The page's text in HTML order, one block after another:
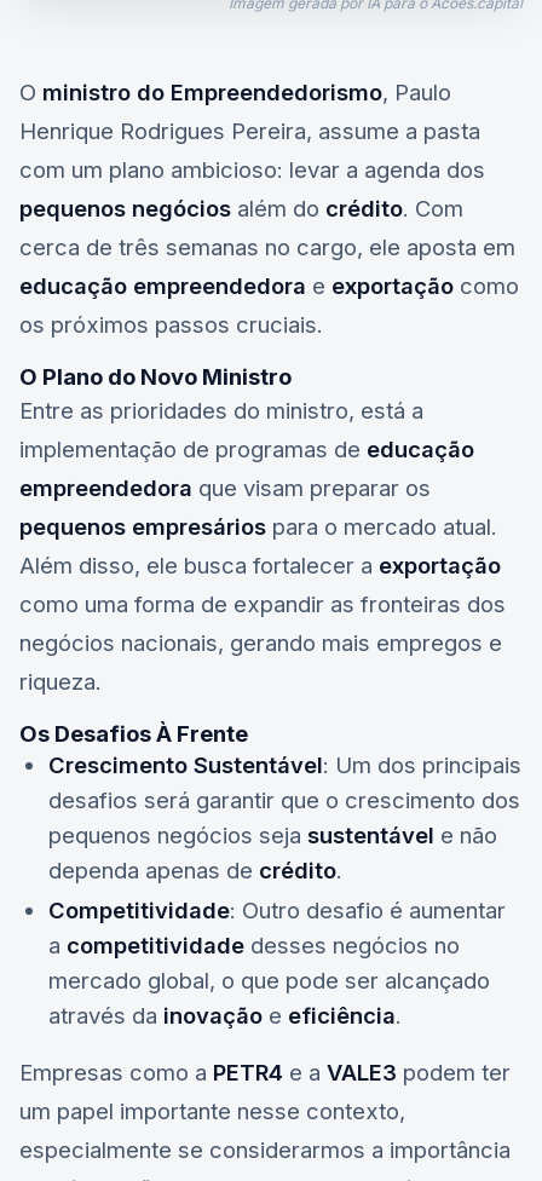
O ministro do Empreendedorismo, Paulo
Henrique Rodrigues Pereira, assume a pasta
com um plano ambicioso: levar a agenda dos
pequenos negócios além do crédito. Com
cerca de três semanas no cargo, ele aposta em
educação empreendedora e exportação como
os próximos passos cruciais.
O Plano do Novo Ministro
Entre as prioridades do ministro, está a
implementação de programas de educação
empreendedora que visam preparar os
pequenos empresários para o mercado atual.
Além disso, ele busca fortalecer a exportação
como uma forma de expandir as fronteiras dos
negócios nacionais, gerando mais empregos e
riqueza.
Os Desafios À Frente
Crescimento Sustentável: Um dos principais
desafios será garantir que o crescimento dos
pequenos negócios seja sustentável e não
dependa apenas de crédito.
Competitividade: Outro desafio é aumentar
a competitividade desses negócios no
mercado global, o que pode ser alcançado
através da inovação e eficiência.
Empresas como a PETR4 e a VALE3 podem ter
um papel importante nesse contexto,
especialmente se considerarmos a importância